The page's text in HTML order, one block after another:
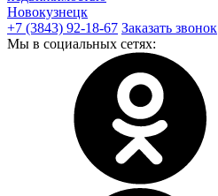
Новокузнецк
+7 (3843) 92-18-67 Заказать звонок
Мы в социальных сетях: